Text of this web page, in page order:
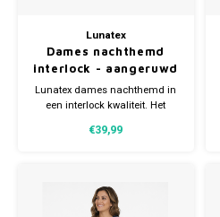
Lunatex
Dames nachthemd
interlock - aangeruwd
extra warm
Lunatex dames nachthemd in
een interlock kwaliteit. Het
aangeruwd. Gemaakt van 75%
€39,99